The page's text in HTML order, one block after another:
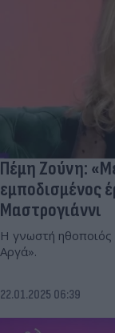
Πέμη Ζούνη:
εμποδισμένος
Μαστρογιάννι
Η γνωστή ηθοποιός
Αργά».
22.01.2025 06:39